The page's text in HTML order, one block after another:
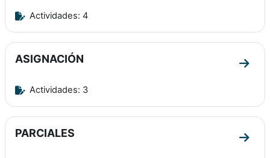
Actividades: 4
ASIGNACIÓN
Ir a
Actividades: 3
PARCIALES
Ir a